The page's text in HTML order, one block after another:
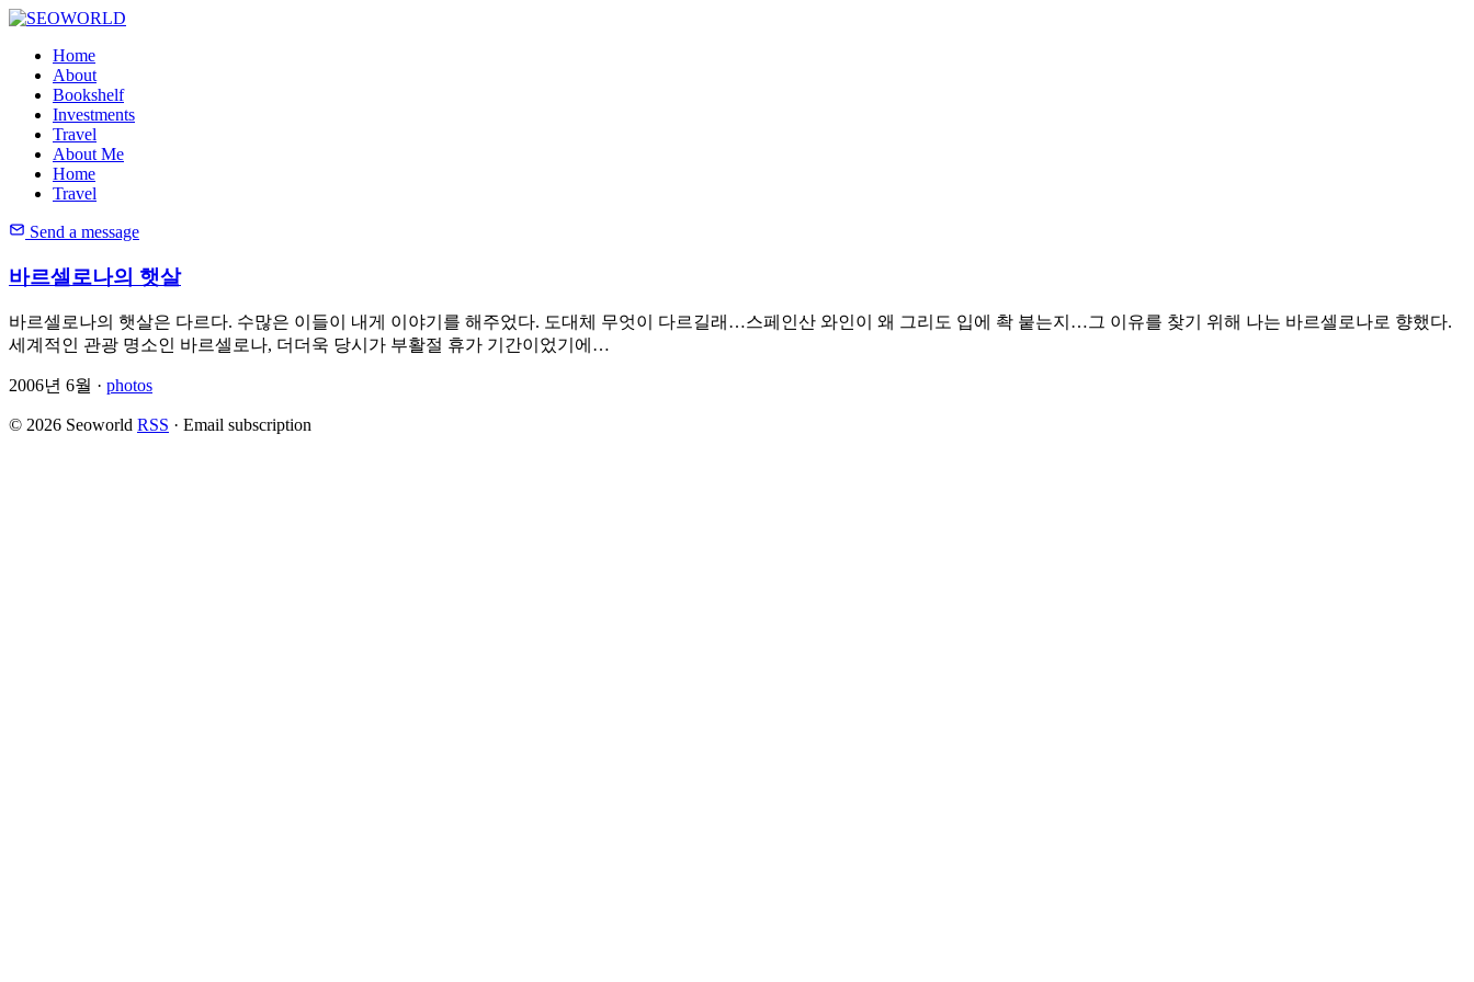
Home
About
Bookshelf
Investments
Travel
About Me
Home
Travel
Send a message
바르셀로나의 햇살
바르셀로나의 햇살은 다르다. 수많은 이들이 내게 이야기를 해주었다. 도대체 무엇이 다르길래…스페인산 와인이 왜 그리도 입에 촥 붙는지…그 이유를 찾기 위해 나는 바르셀로나로 향했다.
세계적인 관광 명소인 바르셀로나, 더더욱 당시가 부활절 휴가 기간이었기에…
2006년 6월 · photos
© 2026 Seoworld RSS · Email subscription